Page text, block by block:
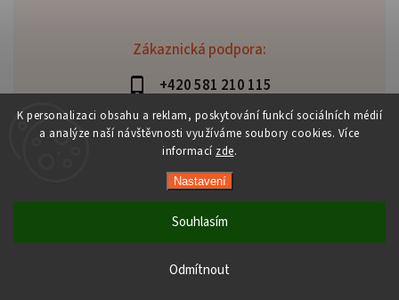
K personalizaci obsahu a reklam, poskytování funkcí sociálních médií
a analýze naší návštěvnosti využíváme soubory cookies. Více
informací zde.
Nastavení
Odmítnout
Souhlasím
Zákaznická podpora:
+420 581 210 115
info@davaztechnik.cz
Copyright 2026Daniš Davaztechnik. Všechna práva